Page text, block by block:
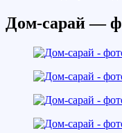
Дом-сарай —